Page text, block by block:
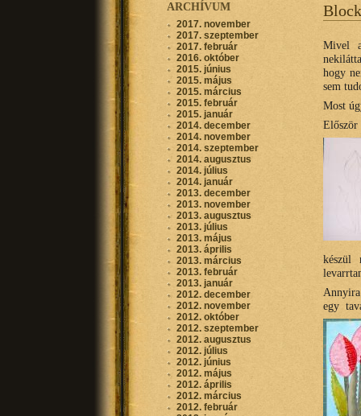
Mivel
hogy
sem
Most
Először
készül
egy
ARCHÍVUM
2017. november
2017. szeptember
2017. február
2016. október
2015. június
2015. május
2015. március
2015. február
2015. január
2014. december
2014. november
2014. szeptember
2014. augusztus
2014. július
2014. január
2013. december
2013. november
2013. augusztus
2013. július
2013. május
2013. április
2013. március
2013. február
2013. január
2012. december
2012. november
2012. október
2012. szeptember
2012. augusztus
2012. július
2012. június
2012. május
2012. április
2012. március
2012. február